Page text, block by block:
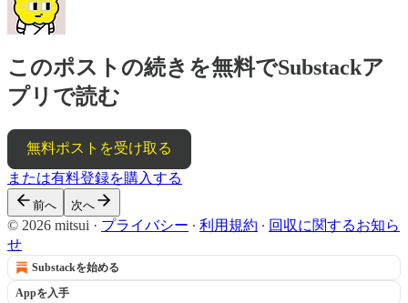
このポストの続きを無料でSubstackア
プリで読む
無料ポストを受け取る
または有料登録を購入する
前へ 次へ
© 2026 mitsui · プライバシー ∙ 利用規約 ∙ 回収に関するお知ら
せ
Substackを始める
Appを入手